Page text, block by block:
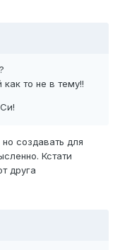
то не в тему!!
создавать для
Кстати
друга